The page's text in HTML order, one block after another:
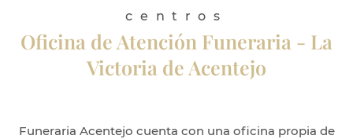
centros
Oficina de Atención Funeraria - La
Victoria de Acentejo
Funeraria Acentejo cuenta con una oficina propia de